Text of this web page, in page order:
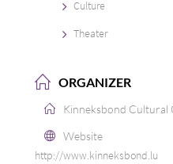
Culture
Theater
ORGANIZER
Kinneksbond Cultural
Website
http://www.kinneksbond.lu